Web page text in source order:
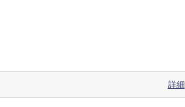
詳細